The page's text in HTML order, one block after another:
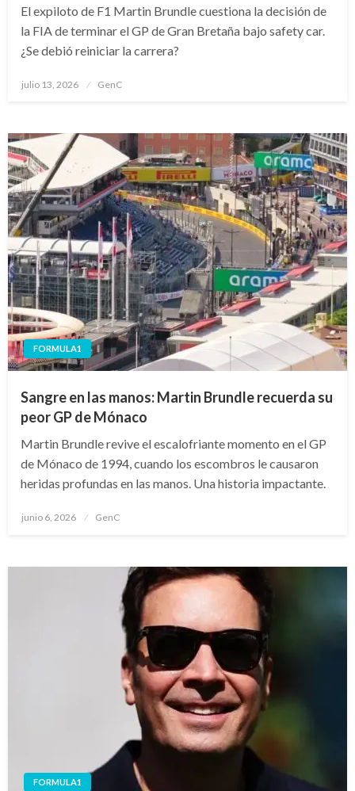
El expiloto de F1 Martin Brundle cuestiona la decisión de
la FIA de terminar el GP de Gran Bretaña bajo safety car.
¿Se debió reiniciar la carrera?
Publicado
julio 13, 2026 GenC
FORMULA1
Sangre en las manos: Martin Brundle recuerda su
peor GP de Mónaco
Martin Brundle revive el escalofriante momento en el GP
de Mónaco de 1994, cuando los escombros le causaron
heridas profundas en las manos. Una historia impactante.
Publicado
junio 6, 2026 GenC
FORMULA1